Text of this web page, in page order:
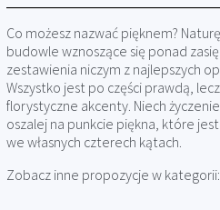
Co możesz nazwać pięknem?
budowle wznoszące się ponad
zestawienia niczym z najlepszych
Wszystko jest po części prawdą,
florystyczne akcenty. Niech
oszalej na punkcie piękna, które
we własnych czterech kątach.
Zobacz inne propozycje w kategorii: